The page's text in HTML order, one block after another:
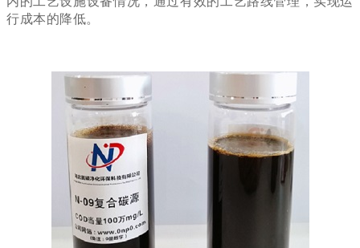
行成本的降低。